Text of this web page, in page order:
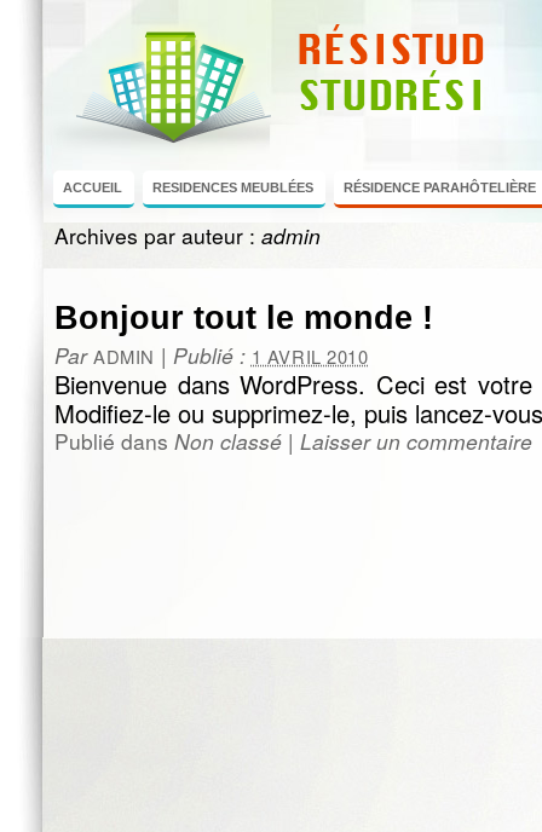
ACCUEIL RESIDENCES MEUBLÉES RÉSIDENCE PARAHÔTELIÈRE
Archives par auteur : admin
Bonjour tout le monde !
ParADMIN | Publié : 1 AVRIL 2010
Bienvenue dans WordPress. Ceci est
Modifiez-le ou supprimez-le, puis lancez-
Publié dans Non classé | Laisser un commentaire